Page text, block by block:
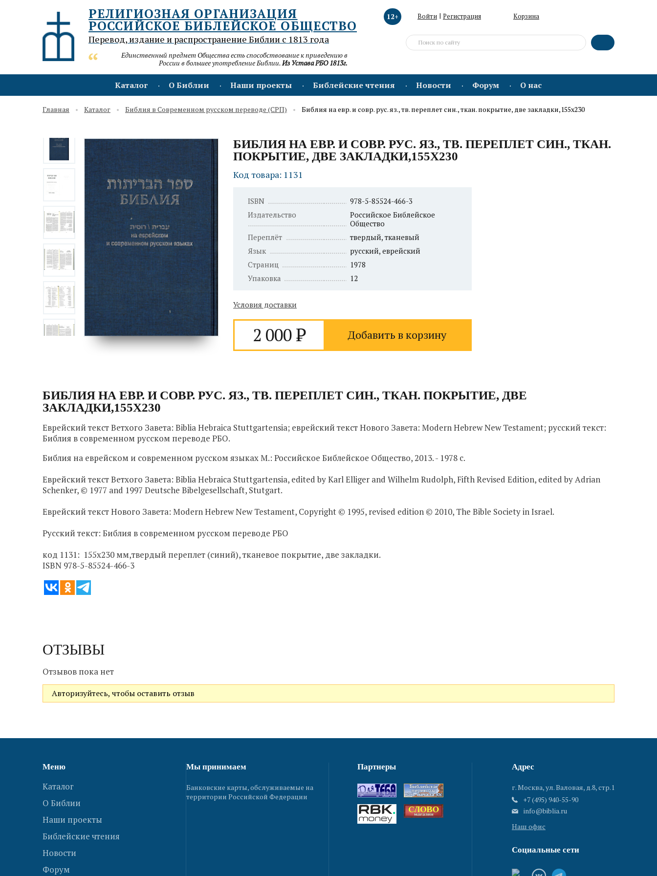
РЕЛИГИОЗНАЯ ОРГАНИЗАЦИЯ
РОССИЙСКОЕ БИБЛЕЙСКОЕ ОБЩЕСТВО
Перевод, издание и распространение Библии с 1813 года
Единственный предмет Общества есть способствование к приведению в
России в большее употребление Библии.Из Устава РБО 1813г.
12+ Войти | Регистрация Корзина
Каталог О Библии Наши проекты Библейские чтения Новости Форум О нас
Главная Каталог Библия в Современном русском переводе (СРП) Библия на евр. и совр. рус. яз., тв. переплет син., ткан. покрытие, две закладки,155х230
БИБЛИЯ НА ЕВР. И СОВР. РУС. ЯЗ., ТВ. ПЕРЕПЛЕТ СИН., ТКАН.
ПОКРЫТИЕ, ДВЕ ЗАКЛАДКИ,155Х230
Код товара: 1131
ISBN
978-5-85524-466-3
Издательство
Российское Библейское
Общество
Переплёт
твердый, тканевый
Язык
русский, еврейский
Страниц
1978
Упаковка
12
Условия доставки
2 000 Добавить в корзину
БИБЛИЯ НА ЕВР. И СОВР. РУС. ЯЗ., ТВ. ПЕРЕПЛЕТ СИН., ТКАН. ПОКРЫТИЕ, ДВЕ
ЗАКЛАДКИ,155Х230
Еврейский текст Ветхого Завета: Biblia Hebraica Stuttgartensia; еврейский текст Нового Завета: Modern Hebrew New Testament; русский текст:
Библия в современном русском переводе РБО.
Библия на еврейском и современном русском языках М.: Российское Библейское Общество, 2013. - 1978 с.
Еврейский текст Ветхого Завета: Biblia Hebraica Stuttgartensia, edited by Karl Elliger and Wilhelm Rudolph, Fifth Revised Edition, edited by Adrian
Schenker, © 1977 and 1997 Deutsche Bibelgesellschaft, Stutgart.
Еврейский текст Нового Завета: Modern Hebrew New Testament, Copyright © 1995, revised edition © 2010, The Bible Society in Israel.
Русский текст: Библия в современном русском переводе РБО
код 1131: 155х230 мм,твердый переплет (синий), тканевое покрытие, две закладки.
ISBN 978-5-85524-466-3
ОТЗЫВЫ
Отзывов пока нет
Авторизуйтесь, чтобы оставить отзыв
Меню
Каталог
О Библии
Наши проекты
Библейские чтения
Новости
Форум
Мы принимаем
Банковские карты, обслуживаемые на
территории Российской Федерации
Партнеры Адрес
г. Москва, ул. Валовая, д.8, стр.1
+7 (495) 940-55-90
info@biblia.ru
Наш офис
Социальные сети